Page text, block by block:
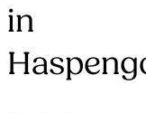
in